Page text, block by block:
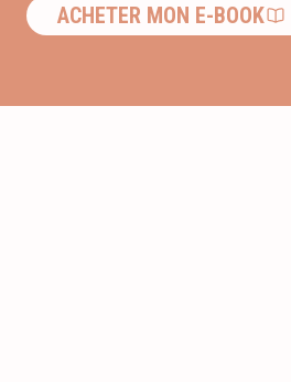
ACHETER MON E-BOOK